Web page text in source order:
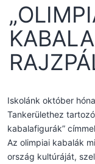
Iskolánk október
Tankerülethez
kabalafigurák”
Az olimpiai kabalák
ország kultúráját,